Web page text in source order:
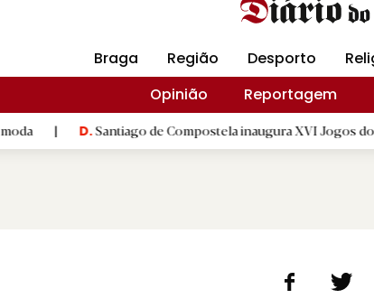
Braga Região Desporto
Opinião
Reportagem
D.Santiago de Compostela inaugura XVI Jogos do Eixo